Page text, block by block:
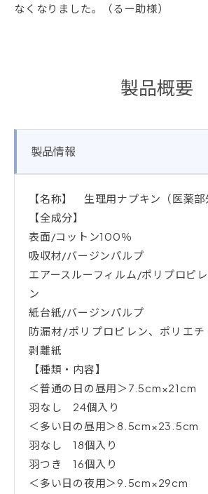
なくなりました。（るー助様）
製品概要
製品情報
【名称】 生理用ナプキン（医薬部
【全成分】
表面/コットン100％
吸収材/バージンパルプ
エアースルーフィルム/ポリプロピ
ン
紙台紙/バージンパルプ
防漏材/ポリプロピレン、ポリエチ
剥離紙
【種類・内容】
＜普通の日の昼用＞7.5cm×21cm
羽なし 24個入り
＜多い日の昼用＞8.5cm×23.5cm
羽なし 18個入り
羽つき 16個入り
＜多い日の夜用＞9.5cm×29cm